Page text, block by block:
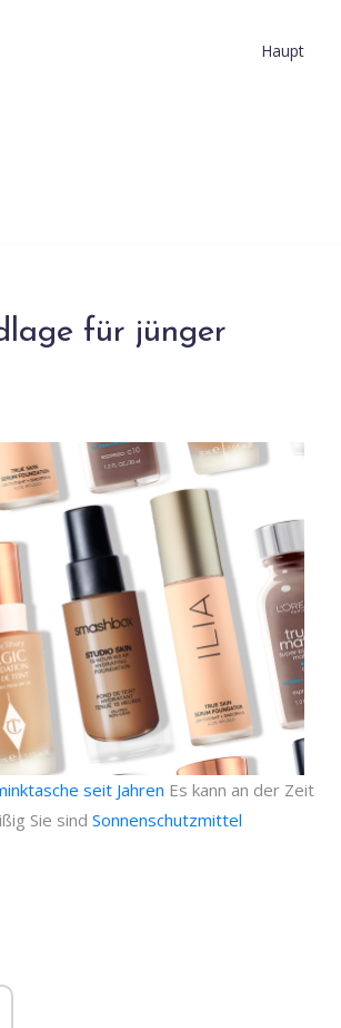
Haupt
für jünger
seit Jahren Es kann an der Zeit
Sie sind Sonnenschutzmittel